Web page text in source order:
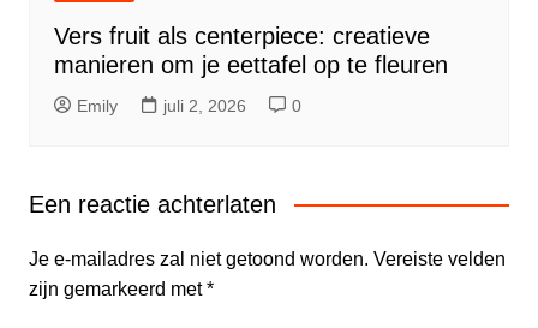
Vers fruit als centerpiece: creatieve
manieren om je eettafel op te fleuren
Emily juli 2, 2026 0
Een reactie achterlaten
Je e-mailadres zal niet getoond worden. Vereiste velden
zijn gemarkeerd met*